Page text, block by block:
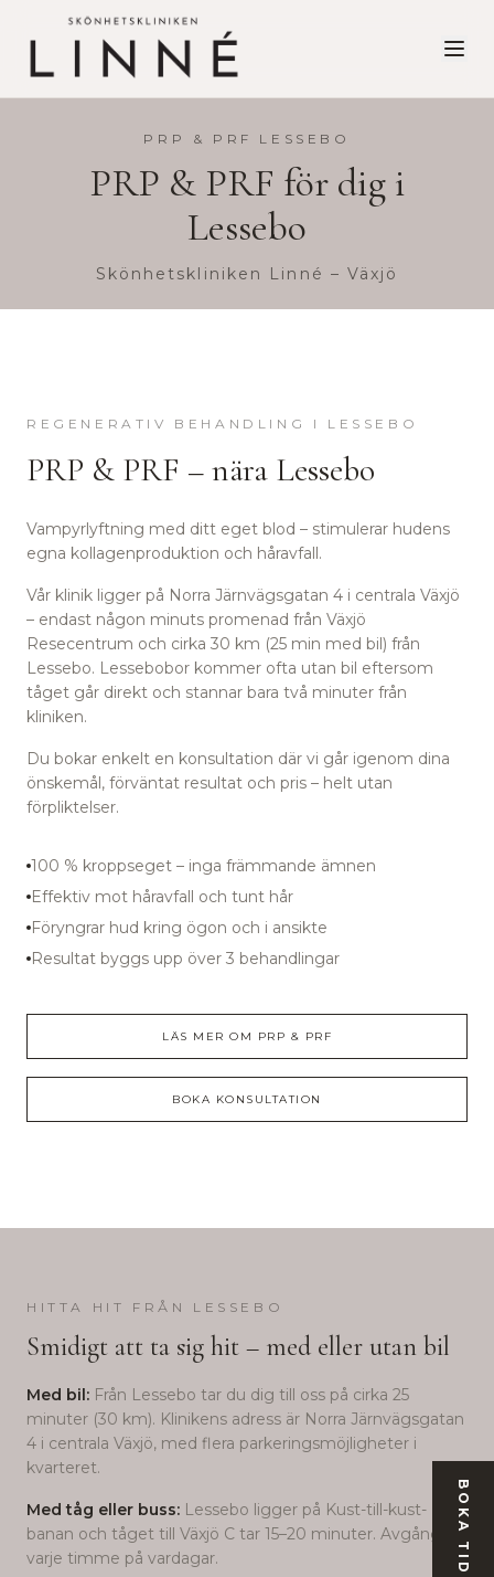
BOKA TID
PRP & PRF LESSEBO
PRP & PRF för dig i
Lessebo
Skönhetskliniken Linné – Växjö
REGENERATIV BEHANDLING I LESSEBO
PRP & PRF – nära Lessebo
Vampyrlyftning med ditt eget blod – stimulerar hudens
egna kollagenproduktion och håravfall.
Vår klinik ligger på Norra Järnvägsgatan 4 i centrala Växjö
– endast någon minuts promenad från Växjö
Resecentrum och cirka 30 km (25 min med bil) från
Lessebo. Lessebobor kommer ofta utan bil eftersom
tåget går direkt och stannar bara två minuter från
kliniken.
Du bokar enkelt en konsultation där vi går igenom dina
önskemål, förväntat resultat och pris – helt utan
förpliktelser.
100 % kroppseget – inga främmande ämnen
Effektiv mot håravfall och tunt hår
Föryngrar hud kring ögon och i ansikte
Resultat byggs upp över 3 behandlingar
LÄS MER OM PRP & PRF
BOKA KONSULTATION
HITTA HIT FRÅN LESSEBO
Smidigt att ta sig hit – med eller utan bil
Med bil: Från Lessebo tar du dig till oss på cirka 25
minuter (30 km). Klinikens adress är Norra Järnvägsgatan
4 i centrala Växjö, med flera parkeringsmöjligheter i
kvarteret.
Med tåg eller buss: Lessebo ligger på Kust-till-kust-
banan och tåget till Växjö C tar 15–20 minuter. Avgångar
varje timme på vardagar.